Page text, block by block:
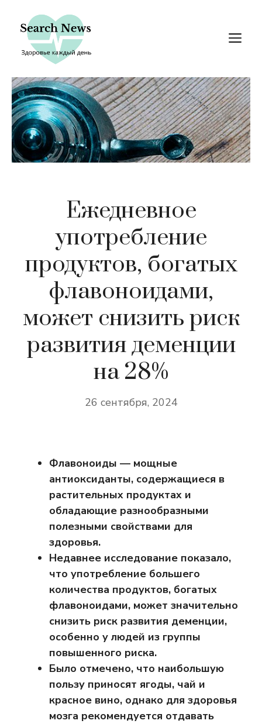
содержимому
Ежедневное
употребление
продуктов, богатых
флавоноидами,
может снизить риск
развития деменции
на 28%
26 сентября, 2024
Флавоноиды — мощные
антиоксиданты, содержащиеся в
растительных продуктах и ​​
обладающие разнообразными
полезными свойствами для
здоровья.
Недавнее исследование показало,
что употребление большего
количества продуктов, богатых
флавоноидами, может значительно
снизить риск развития деменции,
особенно у людей из группы
повышенного риска.
Было отмечено, что наибольшую
пользу приносят ягоды, чай и
красное вино, однако для здоровья
мозга рекомендуется отдавать